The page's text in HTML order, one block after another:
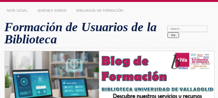
NOTA LEGAL QUIENES SOMOS BIBLIOGUÍA DE FORMACIÓN
Formación de Usuarios de la
Biblioteca
Search: